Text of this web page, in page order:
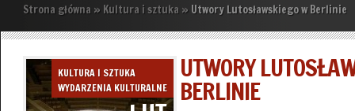
Strona główna » Kultura i sztuka » Utwory Lutosławskiego w Berlinie
KULTURA I SZTUKA
WYDARZENIA KULTURALNE
UTWORY
BERLINIE